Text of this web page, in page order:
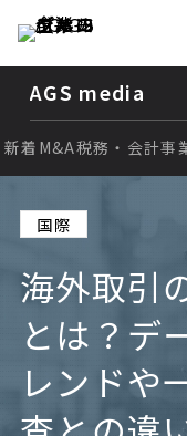
AGS media
新着
M&A
税務・会計
事業承継
国際
IPO
新着 M&A税務・会計事
国際
海外取引
とは？デ
レンドや